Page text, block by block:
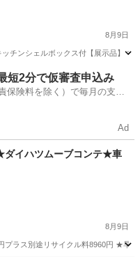
8月9日
チンシェルボックス付【展示品】
短2分で仮審査申込み
保険料を除く）で毎月の支払
Ad
ダイハツムーブコンテ★車
8月9日
プラス別途リサイクル料8960円 ★